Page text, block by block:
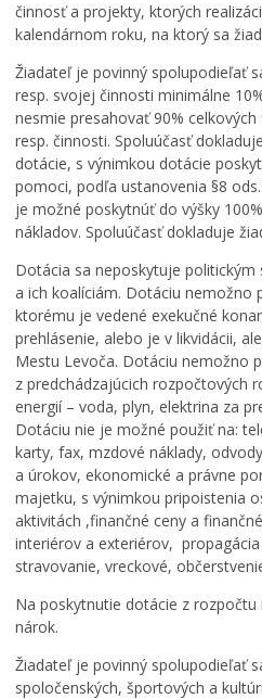
činnosť a projekty, ktorých
kalendárnom roku, na ktorý sa
Žiadateľ je povinný spolupodieľať
resp. svojej činnosti minimálne
nesmie presahovať 90%
resp. činnosti. Spoluúčasť
dotácie, s výnimkou dotácie
pomoci, podľa ustanovenia §8
je možné poskytnúť do výšky
nákladov. Spoluúčasť dokladuje
Dotácia sa neposkytuje
a ich koalíciám. Dotáciu nemožno
ktorému je vedené exekučné
prehlásenie, alebo je v likvidácii,
Mestu Levoča. Dotáciu nemožno
z predchádzajúcich rozpočtových
energií – voda, plyn, elektrina za
Dotáciu nie je možné použiť na:
karty, fax, mzdové náklady,
a úrokov, ekonomické a právne
majetku, s výnimkou pripoistenia
aktivitách ,finančné ceny a
interiérov a exteriérov,
stravovanie, vreckové,
Na poskytnutie dotácie z
nárok.
Žiadateľ je povinný spolupodieľať
spoločenských, športových a